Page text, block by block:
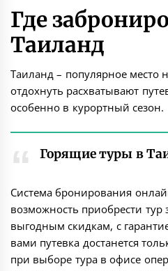
Где
Таиланд
Таиланд – популярное место
отдохнуть расхватывают
особенно в курортный сезон.
Горящие туры в
Система бронирования
возможность приобрести тур
выгодным скидкам, с
вами путевка достанется
при выборе тура в офисе